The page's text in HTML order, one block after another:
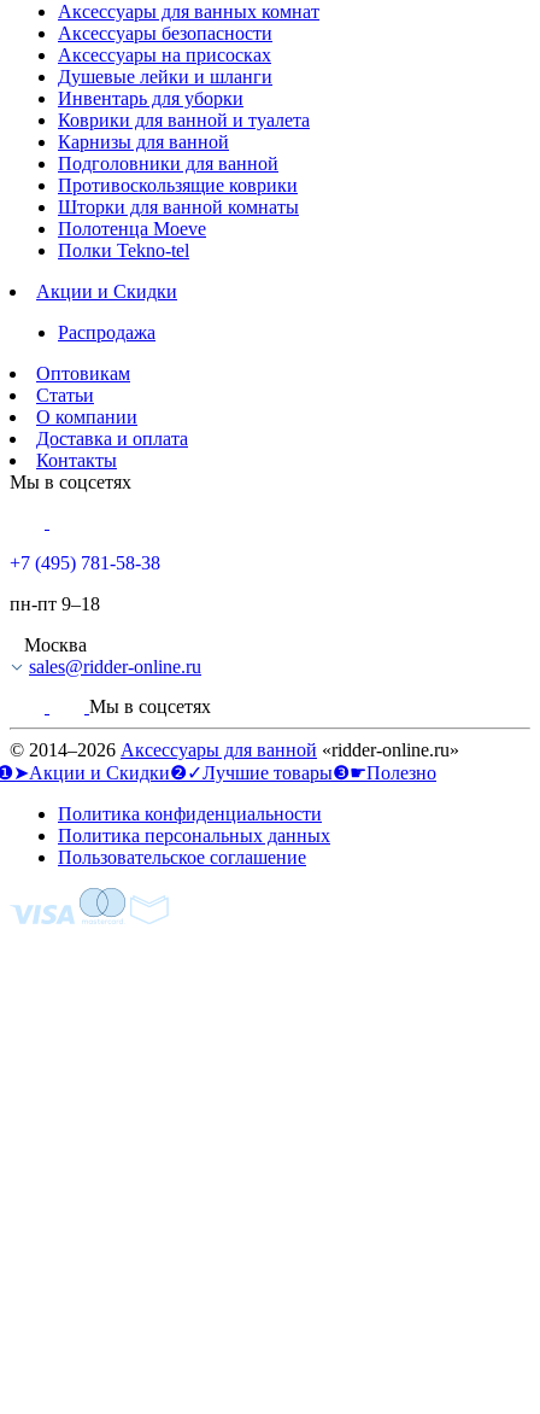
Аксессуары для ванных комнат
Аксессуары безопасности
Аксессуары на присосках
Душевые лейки и шланги
Инвентарь для уборки
Коврики для ванной и туалета
Карнизы для ванной
Подголовники для ванной
Противоскользящие коврики
Шторки для ванной комнаты
Полотенца Moeve
Полки Tekno-tel
Акции и Скидки
Распродажа
Оптовикам
Статьи
О компании
Доставка и оплата
Контакты
Мы в соцсетях
+7 (495) 781-58-38
пн-пт 9–18
Москва
sales@ridder-online.ru
Мы в соцсетях
© 2014–2026 Аксессуары для ванной «ridder-online.ru»
и Скидки❷✓Лучшие товары❸☛Полезно
Политика конфиденциальности
Политика персональных данных
Пользовательское соглашение